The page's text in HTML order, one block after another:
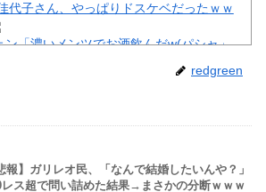
代子さん、やっぱりドスケベだったｗｗ
ン「濃いメンツでお酒飲んだw(パシャ」
NEW!
redgreen
報】ガリレオ民、「なんで結婚したいんや？」
レス超で問い詰めた結果→まさかの分断ｗｗｗ